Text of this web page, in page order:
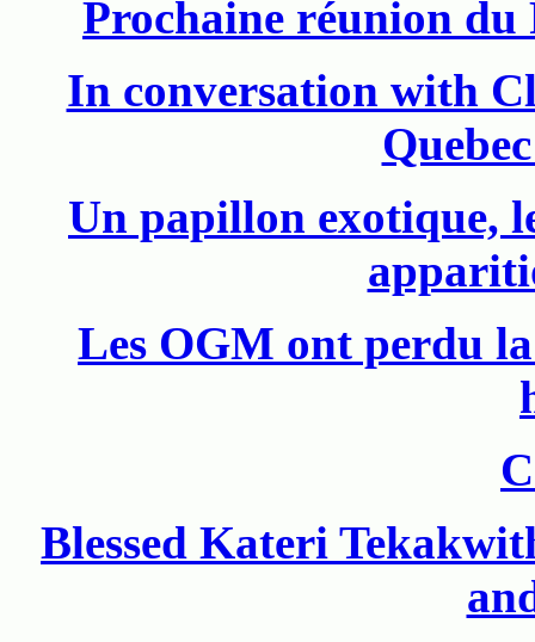
Prochaine réunion du
In conversation with
Un papillon exotique,
Les OGM ont perdu
Blessed Kateri